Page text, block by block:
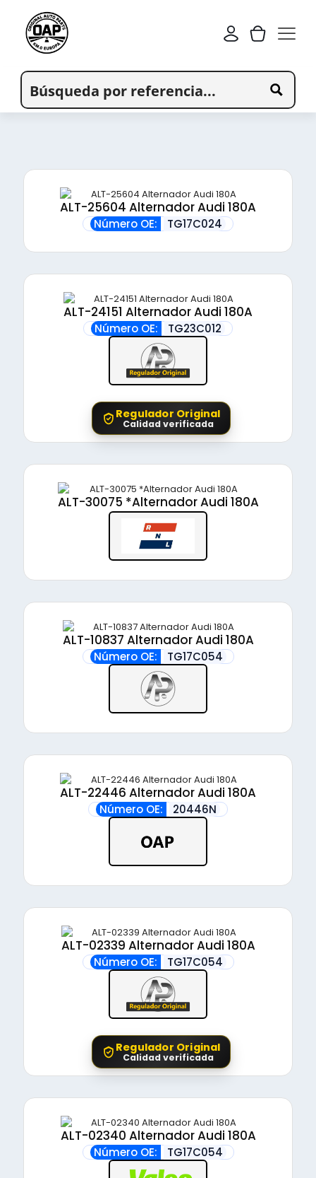
ALT-25604 Alternador Audi 180A
Número OE: TG17C024
ALT-24151 Alternador Audi 180A
Número OE: TG23C012
Regulador Original
Calidad verificada
ALT-30075 *Alternador Audi 180A
ALT-10837 Alternador Audi 180A
Número OE: TG17C054
ALT-22446 Alternador Audi 180A
Número OE: 20446N
ALT-02339 Alternador Audi 180A
Número OE: TG17C054
Regulador Original
Calidad verificada
ALT-02340 Alternador Audi 180A
Número OE: TG17C054